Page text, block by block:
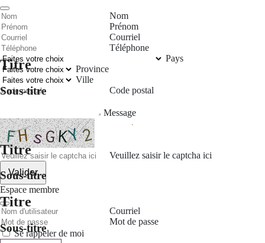
Titre
Sous-titre
Titre
Sous-titre
Titre
Sous-titre
Nom
Prénom
Courriel
Téléphone
Pays
Province
Ville
Code postal
Message
Veuillez saisir le captcha ici
Valider
Espace membre
Courriel
Mot de passe
Se rappeler de moi